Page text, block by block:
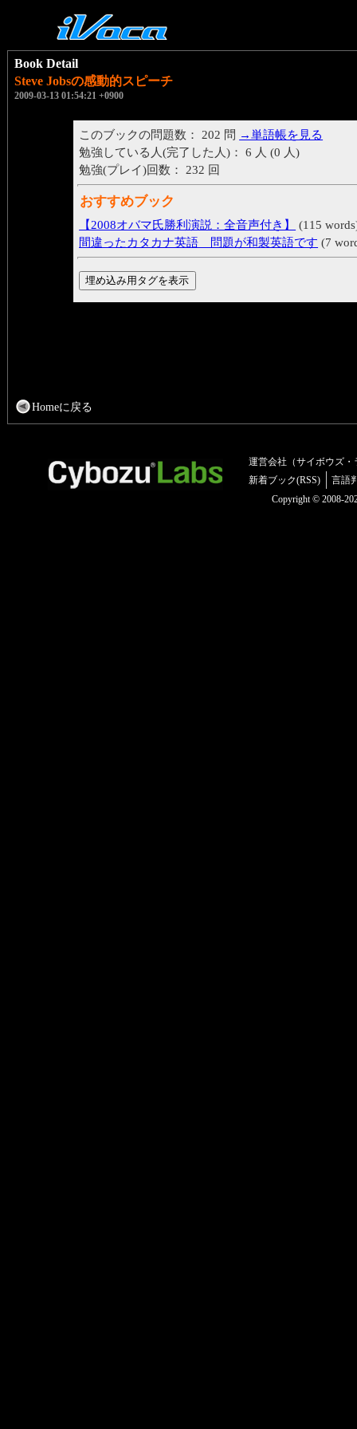
Book Detail
Steve Jobsの感動的スピーチ
2009-03-13 01:54:21 +0900
このブックの問題数： 202 問 →単語帳を見る
勉強している人(完了した人)： 6 人 (0 人)
勉強(プレイ)回数： 232 回
おすすめブック
【2008オバマ氏勝利演説：全音声付き】
(115
間違ったカタカナ英語 問題が和製英語です (7
Homeに戻る
運営会社（サイボウズ・
新着ブック(RSS)
言語
Copyright © 2008-